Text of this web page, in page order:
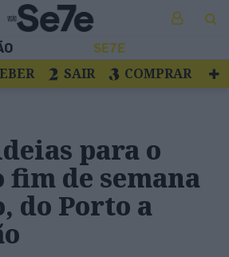
SE7E
SAIR
COMPRAR
para o
de semana
do Porto a